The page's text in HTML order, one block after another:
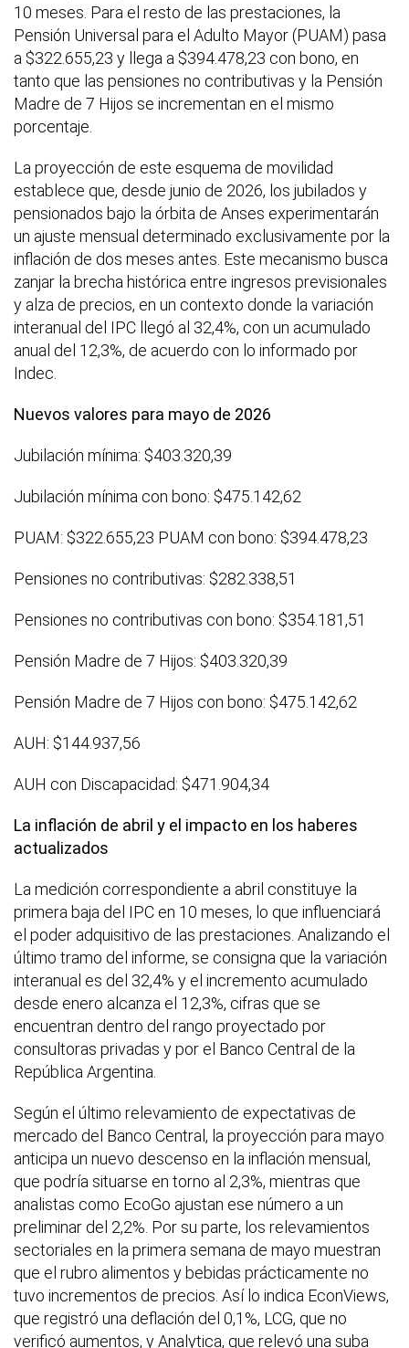
10 meses. Para el resto de las prestaciones, la
Pensión Universal para el Adulto Mayor (PUAM) pasa
a $322.655,23 y llega a $394.478,23 con bono, en
tanto que las pensiones no contributivas y la Pensión
Madre de 7 Hijos se incrementan en el mismo
porcentaje.
La proyección de este esquema de movilidad
establece que, desde junio de 2026, los jubilados y
pensionados bajo la órbita de Anses experimentarán
un ajuste mensual determinado exclusivamente por la
inflación de dos meses antes. Este mecanismo busca
zanjar la brecha histórica entre ingresos previsionales
y alza de precios, en un contexto donde la variación
interanual del IPC llegó al 32,4%, con un acumulado
anual del 12,3%, de acuerdo con lo informado por
Indec.
Nuevos valores para mayo de 2026
Jubilación mínima: $403.320,39
Jubilación mínima con bono: $475.142,62
PUAM: $322.655,23 PUAM con bono: $394.478,23
Pensiones no contributivas: $282.338,51
Pensiones no contributivas con bono: $354.181,51
Pensión Madre de 7 Hijos: $403.320,39
Pensión Madre de 7 Hijos con bono: $475.142,62
AUH: $144.937,56
AUH con Discapacidad: $471.904,34
La inflación de abril y el impacto en los haberes
actualizados
La medición correspondiente a abril constituye la
primera baja del IPC en 10 meses, lo que influenciará
el poder adquisitivo de las prestaciones. Analizando el
último tramo del informe, se consigna que la variación
interanual es del 32,4% y el incremento acumulado
desde enero alcanza el 12,3%, cifras que se
encuentran dentro del rango proyectado por
consultoras privadas y por el Banco Central de la
República Argentina.
Según el último relevamiento de expectativas de
mercado del Banco Central, la proyección para mayo
anticipa un nuevo descenso en la inflación mensual,
que podría situarse en torno al 2,3%, mientras que
analistas como EcoGo ajustan ese número a un
preliminar del 2,2%. Por su parte, los relevamientos
sectoriales en la primera semana de mayo muestran
que el rubro alimentos y bebidas prácticamente no
tuvo incrementos de precios. Así lo indica EconViews,
que registró una deflación del 0,1%, LCG, que no
verificó aumentos, y Analytica, que relevó una suba